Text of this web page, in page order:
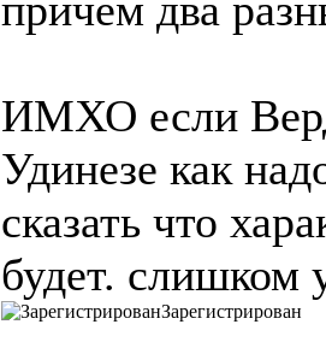
ИМХО если
Удинезе как
сказать что
будет. слишком
Зарегистрирован